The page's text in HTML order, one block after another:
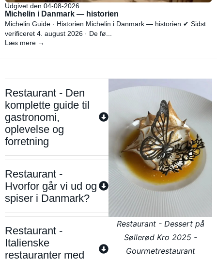
Udgivet den 04-08-2026
Michelin i Danmark — historien
Michelin Guide · Historien Michelin i Danmark — historien ✔ Sidst
verificeret 4. august 2026 · De fø...
Læs mere →
Restaurant - Den
komplette guide til
gastronomi,
oplevelse og
forretning
Restaurant -
Hvorfor går vi ud og
spiser i Danmark?
Restaurant -
Italienske
restauranter med
Restaurant - Dessert på
Søllerød Kro 2025 -
Gourmetrestaurant